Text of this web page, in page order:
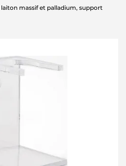
massif et palladium, support